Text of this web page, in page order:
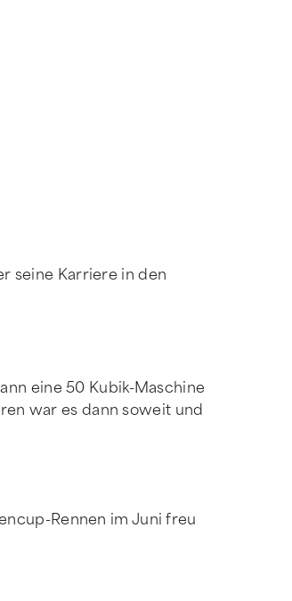
seine Karriere in den
eine 50 Kubik-Maschine
war es dann soweit und
Rennen im Juni freu